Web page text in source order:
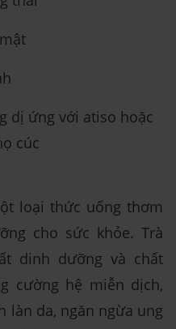
dị ứng với atiso hoặc
cúc
loại thức uống thơm
cho sức khỏe. Trà
dinh dưỡng và chất
cường hệ miễn dịch,
làn da, ngăn ngừa ung